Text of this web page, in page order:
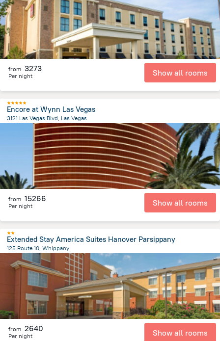
from 3273
Per night Show all rooms
Encore at Wynn Las Vegas
3121 Las Vegas Blvd, Las Vegas
from the center ofSpojené státy americké
from 15266
Per night Show all rooms
Extended Stay America Suites Hanover Parsippany
125 Route 10, Whippany
from the center ofSpojené státy americké
from 2640
Per night Show all rooms